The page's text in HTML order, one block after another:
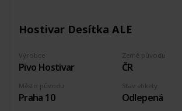
Hostivar Desítka ALE
Výrobce
Pivo Hostivar
Země původu
ČR
Stav etikety
Odlepená
Město původu
Praha 10